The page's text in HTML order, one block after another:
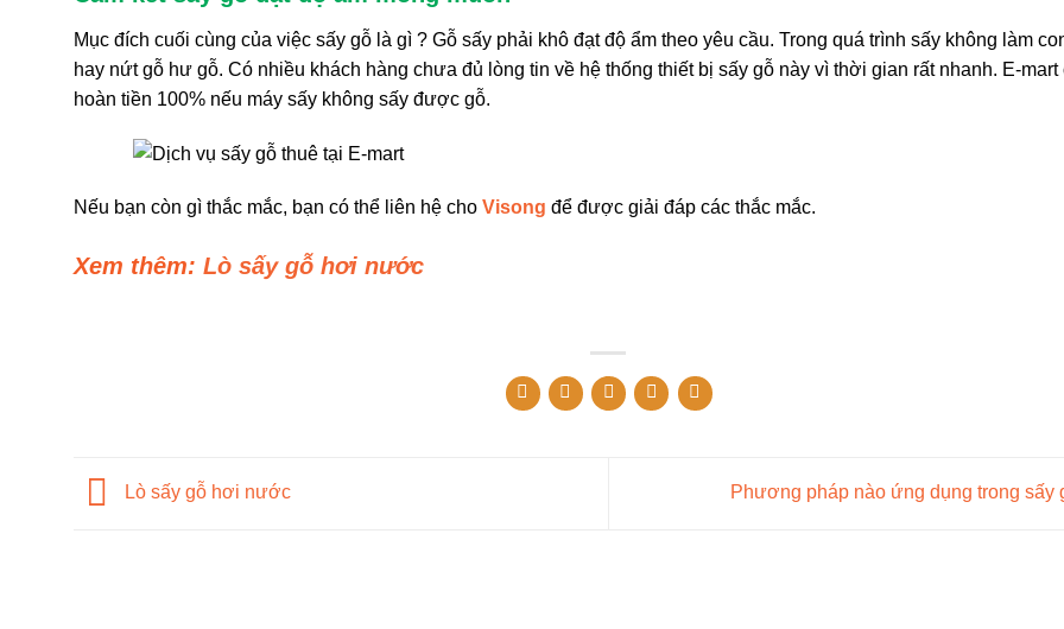
Mục đích cuối cùng của việc sấy gỗ là gì ? Gỗ sấy phải khô đạt độ ẩm theo yêu cầu. Trong quá trình sấy không làm
hay nứt gỗ hư gỗ. Có nhiều khách hàng chưa đủ lòng tin về hệ thống thiết bị sấy gỗ này vì thời gian rất nhanh. E-mart
hoàn tiền 100% nếu máy sấy không sấy được gỗ.
Nếu bạn còn gì thắc mắc, bạn có thể liên hệ cho Visong để được giải đáp các thắc mắc.
Xem thêm: Lò sấy gỗ hơi nước
Lò sấy gỗ hơi nước Phương pháp nào ứng dụng trong sấy